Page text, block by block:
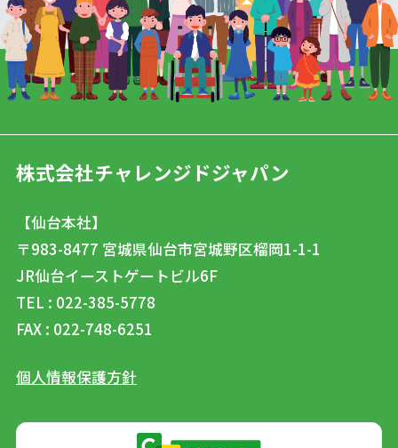
株式会社チャレンジドジャパン
【仙台本社】
〒983-8477 宮城県仙台市宮城野区榴岡1-1-1
JR仙台イーストゲートビル6F
TEL : 022-385-5778
FAX : 022-748-6251
個人情報保護方針